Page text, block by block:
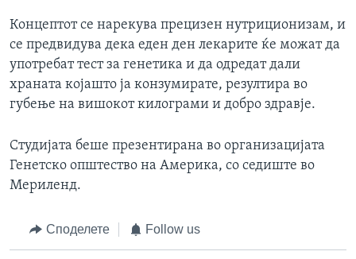
Концептот се нарекува прецизен нутриционизам, и
се предвидува дека еден ден лекарите ќе можат да
употребат тест за генетика и да одредат дали
храната којашто ја конзумирате, резултира во
губење на вишокот килограми и добро здравје.
Студијата беше презентирана во организацијата
Генетско општество на Америка, со седиште во
Мериленд.
Споделете Follow us